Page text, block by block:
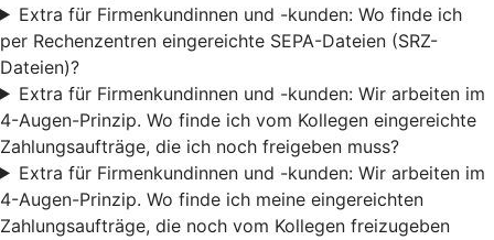
Extra für Firmenkundinnen und -kunden: Wo finde ich
per Rechenzentren eingereichte SEPA-Dateien (SRZ-
Dateien)?
Extra für Firmenkundinnen und -kunden: Wir arbeiten im
4-Augen-Prinzip. Wo finde ich vom Kollegen eingereichte
Zahlungsaufträge, die ich noch freigeben muss?
Extra für Firmenkundinnen und -kunden: Wir arbeiten im
4-Augen-Prinzip. Wo finde ich meine eingereichten
Zahlungsaufträge, die noch vom Kollegen freizugeben